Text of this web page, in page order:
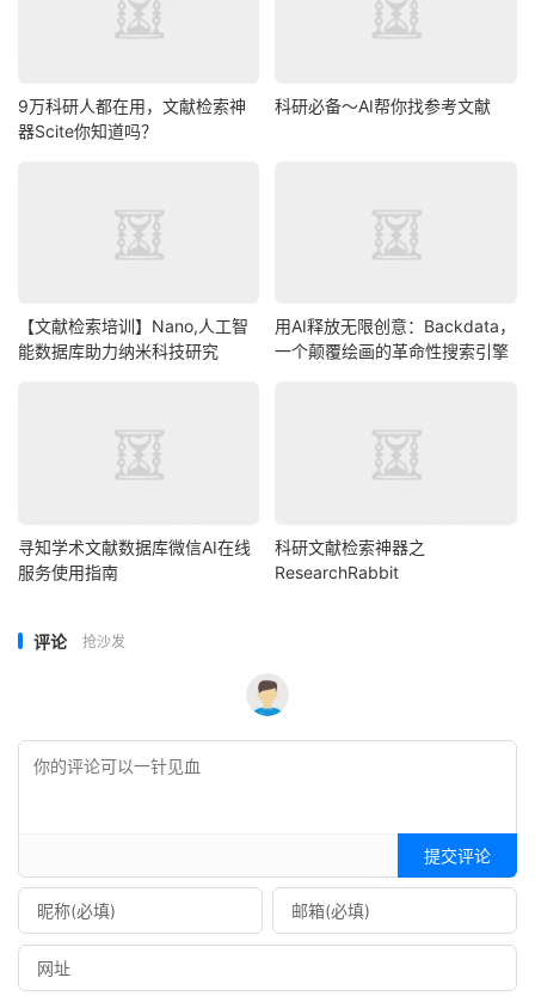
9万科研人都在用，文献检索神
器Scite你知道吗？
科研必备～AI帮你找参考文献
【文献检索培训】Nano,人工智
能数据库助力纳米科技研究
用AI释放无限创意：Backdata，
一个颠覆绘画的革命性搜索引擎
寻知学术文献数据库微信AI在线
服务使用指南
科研文献检索神器之
ResearchRabbit
评论 抢沙发
提交评论